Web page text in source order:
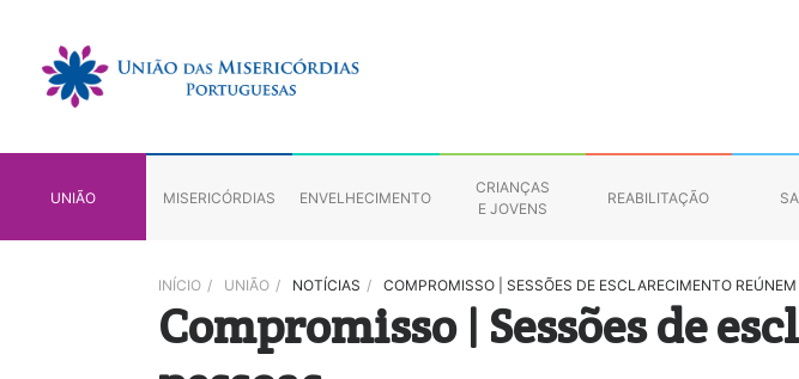
UNIÃO MISERICÓRDIAS ENVELHECIMENTO
CRIANÇAS
E JOVENS
REABILITAÇÃO
INÍCIO / UNIÃO / NOTÍCIAS / COMPROMISSO | SESSÕES DE ESCLARECIMENTO
Compromisso | Sessões de